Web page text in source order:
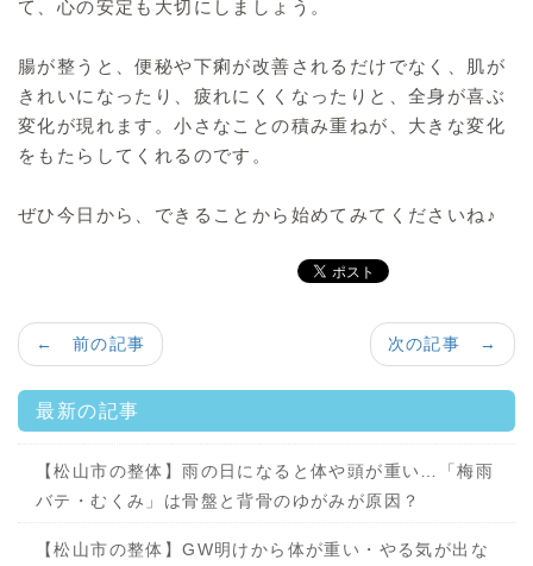
て、心の安定も大切にしましょう。
腸が整うと、便秘や下痢が改善されるだけでなく、肌が
きれいになったり、疲れにくくなったりと、全身が喜ぶ
変化が現れます。小さなことの積み重ねが、大きな変化
をもたらしてくれるのです。
ぜひ今日から、できることから始めてみてくださいね♪
次の記事 →
← 前の記事
最新の記事
【松山市の整体】雨の日になると体や頭が重い…「梅雨
バテ・むくみ」は骨盤と背骨のゆがみが原因？
【松山市の整体】GW明けから体が重い・やる気が出な